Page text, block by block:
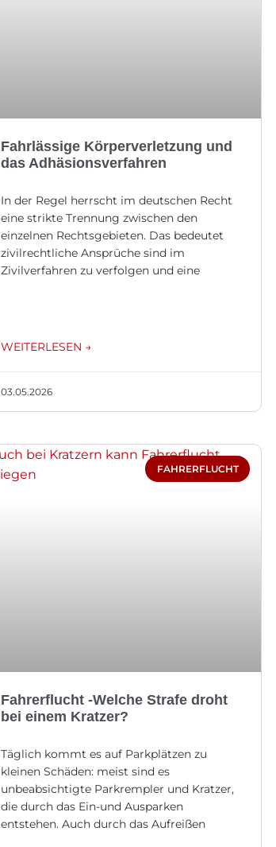
Fahrlässige Körperverletzung und
das Adhäsionsverfahren
In der Regel herrscht im deutschen Recht
eine strikte Trennung zwischen den
einzelnen Rechtsgebieten. Das bedeutet
zivilrechtliche Ansprüche sind im
Zivilverfahren zu verfolgen und eine
WEITERLESEN →
03.05.2026
FAHRERFLUCHT
Fahrerflucht -Welche Strafe droht
bei einem Kratzer?
Täglich kommt es auf Parkplätzen zu
kleinen Schäden: meist sind es
unbeabsichtigte Parkrempler und Kratzer,
die durch das Ein-und Ausparken
entstehen. Auch durch das Aufreißen